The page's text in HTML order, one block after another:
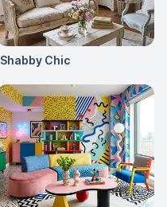
Shabby Chic